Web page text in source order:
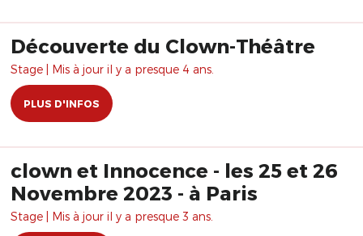
Découverte du Clown-Théâtre
Stage | Mis à jour il y a presque 4 ans.
PLUS D'INFOS
clown et Innocence - les 25 et 26
Novembre 2023 - à Paris
Stage | Mis à jour il y a presque 3 ans.